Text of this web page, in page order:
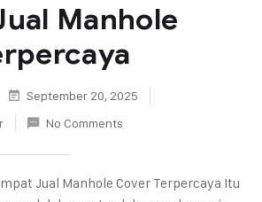
Manhole
September 20, 2025
No Comments
Jual Manhole Cover Terpercaya Itu